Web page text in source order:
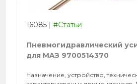
16085 | #Статьи
Пневмогидравлический
для МАЗ 9700514370
Назначение, устройство,